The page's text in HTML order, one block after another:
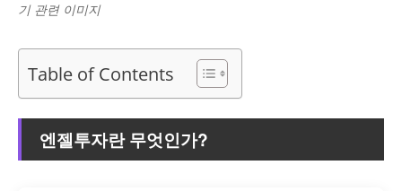
기 관련 이미지
Table of Contents
엔젤투자란 무엇인가?